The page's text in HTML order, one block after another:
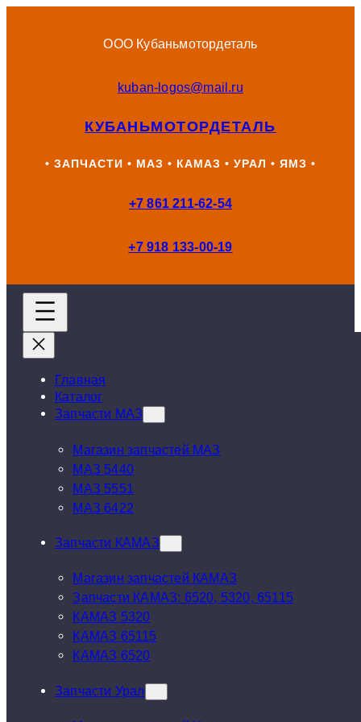
ООО Кубаньмотордеталь
kuban-logos@mail.ru
КУБАНЬМОТОРДЕТАЛЬ
• ЗАПЧАСТИ • МАЗ • КАМАЗ • УРАЛ • ЯМЗ •
+7 861 211-62-54
+7 918 133-00-19
Главная
Каталог
Запчасти МАЗ
Магазин запчастей МАЗ
МАЗ 5440
МАЗ 5551
МАЗ 6422
Запчасти КАМАЗ
Магазин запчастей КАМАЗ
Запчасти КАМАЗ: 6520, 5320, 65115
КАМАЗ 5320
КАМАЗ 65115
КАМАЗ 6520
Запчасти Урал